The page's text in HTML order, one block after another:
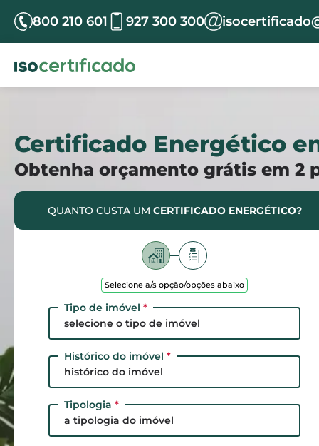
800 210 601 927 300 300
Certificado Energético
Obtenha orçamento grátis em 2
QUANTO CUSTA UM CERTIFICADO ENERGÉTICO?
Selecione a/s opção/opções abaixo
Tipo de imóvel *
selecione o tipo de imóvel
Histórico do imóvel *
histórico do imóvel
Tipologia *
a tipologia do imóvel